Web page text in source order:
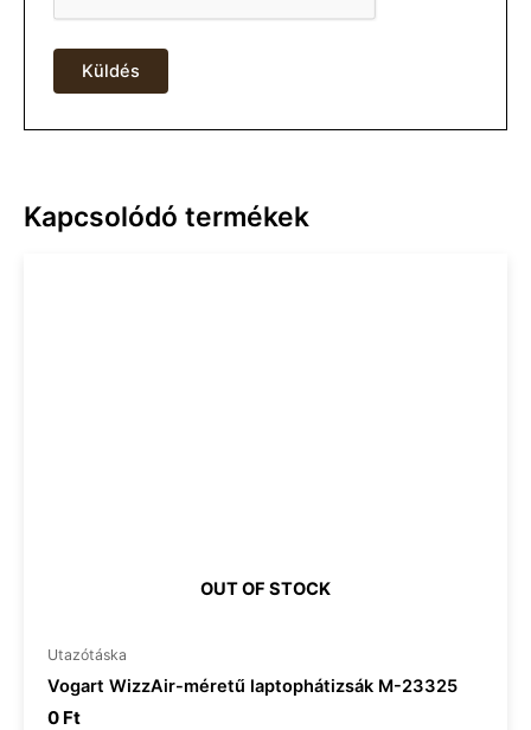
Kapcsolódó termékek
OUT OF STOCK
Utazótáska
Vogart WizzAir-méretű laptophátizsák M-23325
0 Ft